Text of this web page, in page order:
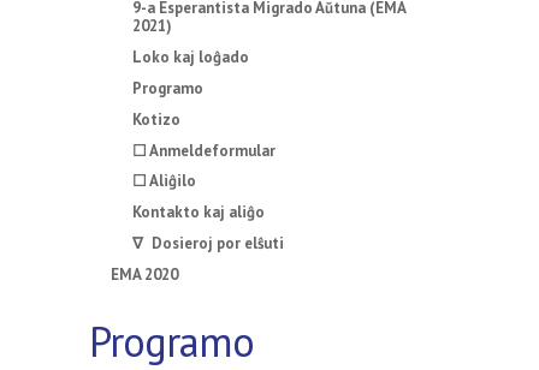
9-a Esperantista Migrado Aŭtuna (EMA
2021)
Loko kaj loĝado
Programo
Kotizo
☐ Anmeldeformular
☐ Aliĝilo
Kontakto kaj aliĝo
∇ Dosieroj por elŝuti
EMA 2020
Programo